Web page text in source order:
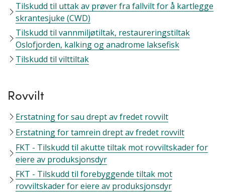
Tilskudd til uttak av prøver fra fallvilt for å kartlegge
skrantesjuke (CWD)
Tilskudd til vannmiljøtiltak, restaureringstiltak
Oslofjorden, kalking og anadrome laksefisk
Tilskudd til vilttiltak
Rovvilt
Erstatning for sau drept av fredet rovvilt
Erstatning for tamrein drept av fredet rovvilt
FKT - Tilskudd til akutte tiltak mot rovviltskader for
eiere av produksjonsdyr
FKT - Tilskudd til forebyggende tiltak mot
rovviltskader for eiere av produksjonsdyr